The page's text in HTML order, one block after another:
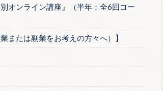
オンライン講座』（半年：全6回コー
たは副業をお考えの方々へ）】